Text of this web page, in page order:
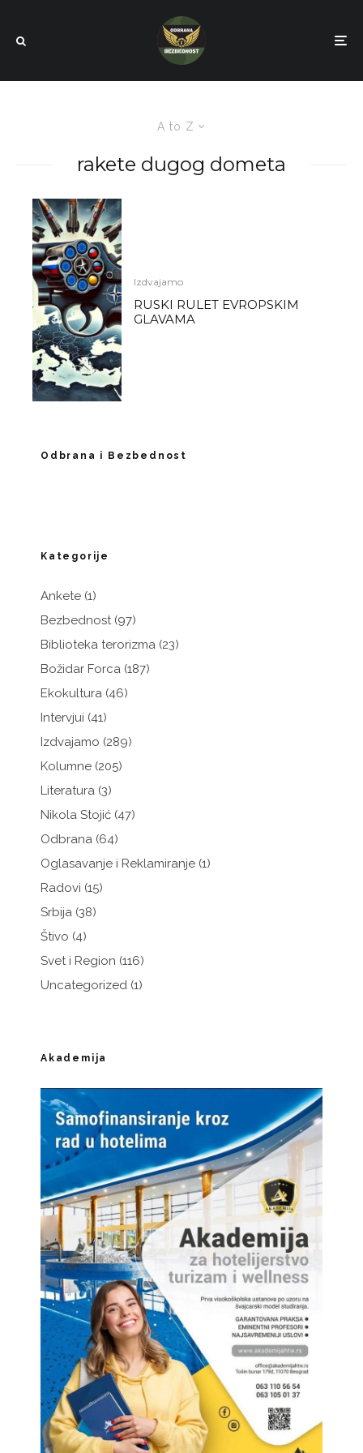
A to Z
rakete dugog dometa
Izdvajamo
RUSKI RULET EVROPSKIM
GLAVAMA
Odbrana i Bezbednost
Kategorije
Ankete (1)
Bezbednost(97)
Biblioteka terorizma (23)
Božidar Forca (187)
Ekokultura (46)
Intervjui (41)
Izdvajamo (289)
Kolumne (205)
Literatura (3)
Nikola Stojić (47)
Odbrana (64)
Oglasavanje i Reklamiranje (1)
Radovi (15)
Srbija (38)
Štivo (4)
Svet i Region (116)
Uncategorized (1)
Akademija